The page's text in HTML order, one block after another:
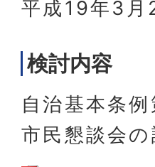
平成19年3月
検討内容
自治基本条
市民懇談会の